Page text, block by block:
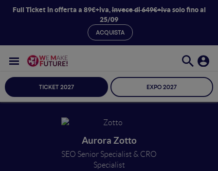
Full Ticket in offerta a 89€+iva,invece di 649€+ivasolo fino al
25/09
ACQUISTA
TICKET 2027 EXPO 2027
Aurora Zotto
SEO Senior Specialist & CRO
Specialist